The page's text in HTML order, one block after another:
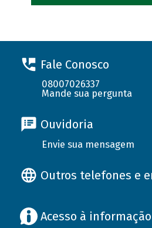
Fale Conosco
08007026337
Mande sua pergunta
Ouvidoria
Envie sua mensagem
Outros telefones e
Acesso à informação